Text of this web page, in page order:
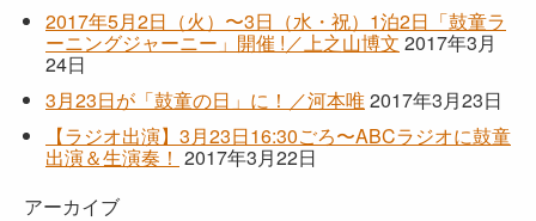
2017年5月2日（火）〜3日（水・祝）1泊2日「鼓童ラ
ーニングジャーニー」開催 !／上之山博文 2017年3月
24日
3月23日が「鼓童の日」に！／河本唯2017年3月23日
【ラジオ出演】3月23日16:30ごろ〜ABCラジオに鼓童
出演＆生演奏！ 2017年3月22日
アーカイブ